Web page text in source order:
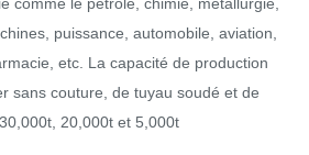
puissance, automobile, aviation,
etc. La capacité de production
sans couture, de tuyau soudé et de
20,000t et 5,000t